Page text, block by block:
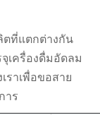
ตที่แตกต่างกัน
เครื่องดื่มอัดลม
าเพื่อขอสาย
าร